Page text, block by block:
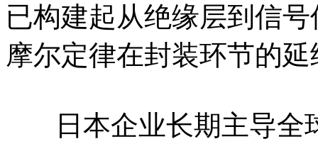
已构建起从绝缘层到信
摩尔定律在封装环节的延
日本企业长期主导全